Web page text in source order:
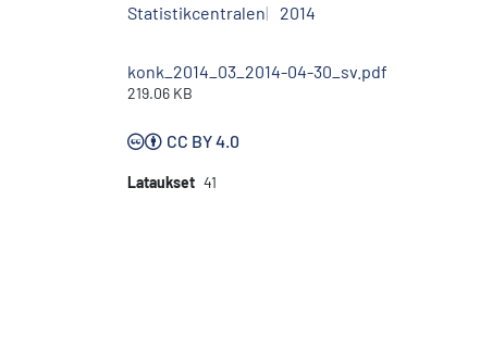
Statistikcentralen 2014
konk_2014_03_2014-04-30_sv.pdf
219.06 KB
CC BY 4.0
Lataukset 41